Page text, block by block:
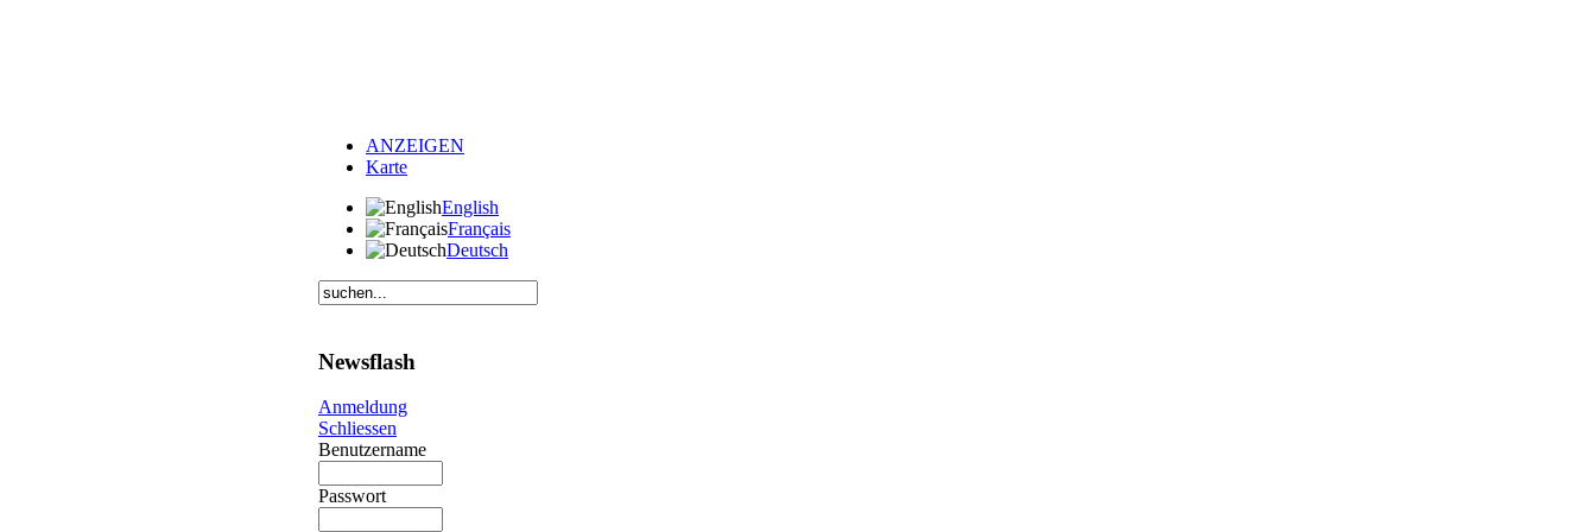
ANZEIGEN
Karte
English
Français
Deutsch
Newsflash
Anmeldung
Schliessen
Benutzername
Passwort